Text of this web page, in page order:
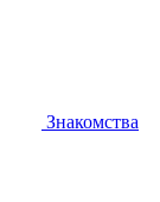
Знакомства